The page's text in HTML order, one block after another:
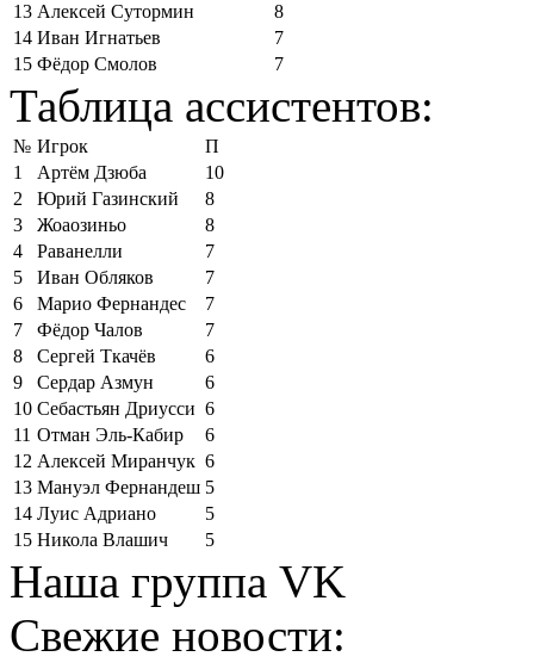
13 Алексей Сутормин
8
14 Иван Игнатьев
7
15 Фёдор Смолов 7
Таблица ассистентов:
№ Игрок
П
1
Артём Дзюба
10
2
Юрий Газинский
8
3
Жоаозиньо
8
4
Раванелли
7
5
Иван Обляков
7
6
Марио Фернандес
7
7
Фёдор Чалов
7
8
Сергей Ткачёв
6
9
Сердар Азмун
6
10 Себастьян Дриусси 6
11 Отман Эль-Кабир
6
12 Алексей Миранчук 6
13 Мануэл Фернандеш 5
14 Луис Адриано
5
15 Никола Влашич 5
Наша группа VK
Свежие новости: